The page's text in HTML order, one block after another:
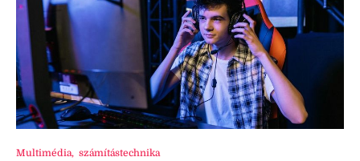
Multimédia, számítástechnika